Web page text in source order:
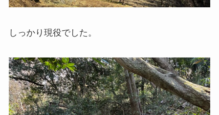
しっかり現役でした。